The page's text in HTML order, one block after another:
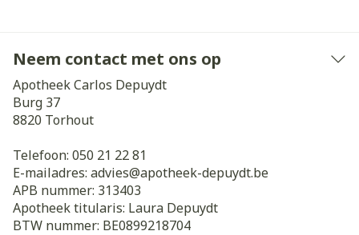
Neem contact met ons op
Apotheek Carlos Depuydt
Burg 37
8820 Torhout
Telefoon: 050 21 22 81
E-mailadres: advies@apotheek-depuydt.be
APB nummer: 313403
Apotheek titularis: Laura Depuydt
BTW nummer: BE0899218704